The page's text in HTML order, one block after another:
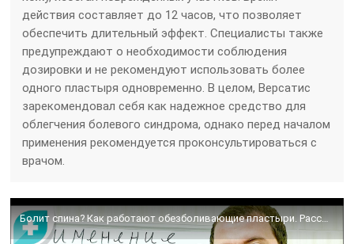
действия составляет до 12 часов, что позволяет
обеспечить длительный эффект. Специалисты также
предупреждают о необходимости соблюдения
дозировки и не рекомендуют использовать более
одного пластыря одновременно. В целом, Версатис
зарекомендовал себя как надежное средство для
облегчения болевого синдрома, однако перед началом
применения рекомендуется проконсультироваться с
врачом.